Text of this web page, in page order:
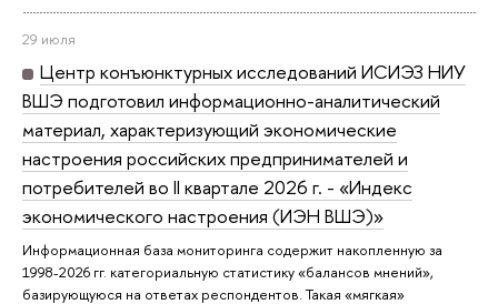
29 июля
Центр конъюнктурных исследований ИСИЭЗ НИУ
ВШЭ подготовил информационно-аналитический
материал, характеризующий экономические
настроения российских предпринимателей и
потребителей во II квартале 2026 г. - «Индекс
экономического настроения (ИЭН ВШЭ)»
Информационная база мониторинга содержит накопленную за
1998-2026 гг. категориальную статистику «балансов мнений»,
базирующуюся на ответах респондентов. Такая «мягкая»